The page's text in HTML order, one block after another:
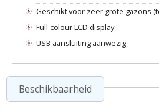
Geschikt voor zeer grote gazons
Full-colour LCD display
USB aansluiting aanwezig
Beschikbaarheid